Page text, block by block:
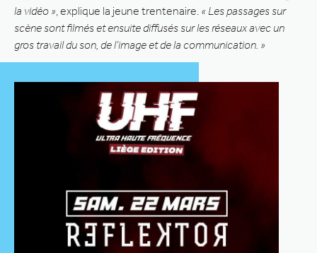
la vidéo » , explique la jeune trentenaire. « Les passages sur
scène sont filmés et ensuite diffusés sur les réseaux avec un
gros travail du son, de l’image et de la communication. »